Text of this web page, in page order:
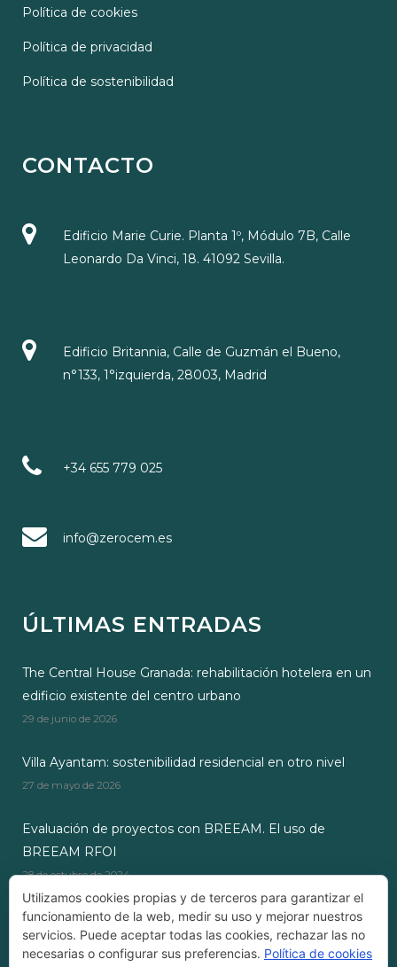
Política de cookies
Política de privacidad
Política de sostenibilidad
CONTACTO
Edificio Marie Curie. Planta 1º, Módulo 7B, Calle
Leonardo Da Vinci, 18. 41092 Sevilla.
Edificio Britannia, Calle de Guzmán el Bueno,
n°133, 1°izquierda, 28003, Madrid
+34 655 779 025
info@zerocem.es
ÚLTIMAS ENTRADAS
The Central House Granada: rehabilitación hotelera en un
edificio existente del centro urbano
29 de junio de 2026
Villa Ayantam: sostenibilidad residencial en otro nivel
27 de mayo de 2026
Evaluación de proyectos con BREEAM. El uso de
BREEAM RFOI
28 de octubre de 2024
Utilizamos cookies propias y de terceros para garantizar el
funcionamiento de la web, medir su uso y mejorar nuestros
servicios. Puede aceptar todas las cookies, rechazar las no
necesarias o configurar sus preferencias. Política de cookies